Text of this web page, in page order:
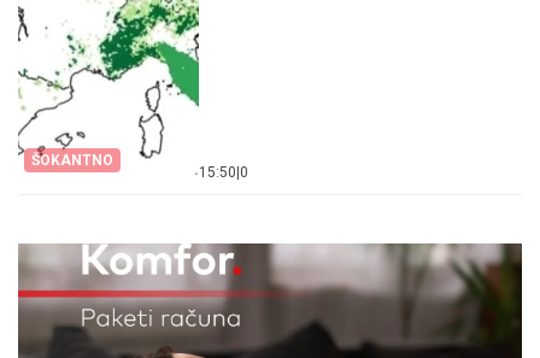
ŠOKANTNO
15:50 0